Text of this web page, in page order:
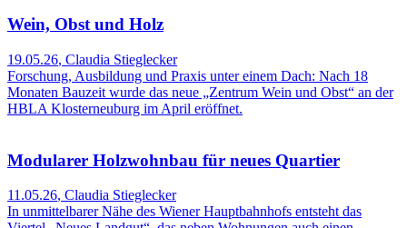
Wein, Obst und Holz
19.05.26, Claudia Stieglecker
Forschung, Ausbildung und Praxis unter einem Dach: Nach 18
Monaten Bauzeit wurde das neue „Zentrum Wein und Obst“ an der
HBLA Klosterneuburg im April eröffnet.
Modularer Holzwohnbau für neues Quartier
11.05.26, Claudia Stieglecker
In unmittelbarer Nähe des Wiener Hauptbahnhofs entsteht das